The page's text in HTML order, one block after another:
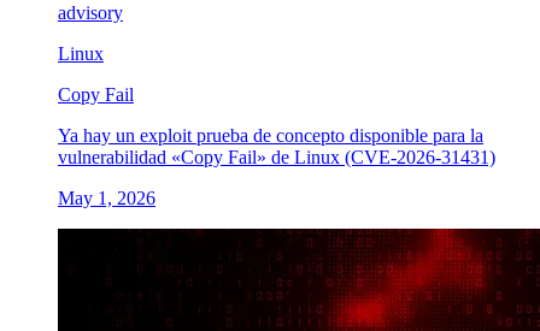
advisory
Linux
Copy Fail
Ya hay un exploit prueba de concepto disponible para la
vulnerabilidad «Copy Fail» de Linux (CVE-2026-31431)
May 1, 2026